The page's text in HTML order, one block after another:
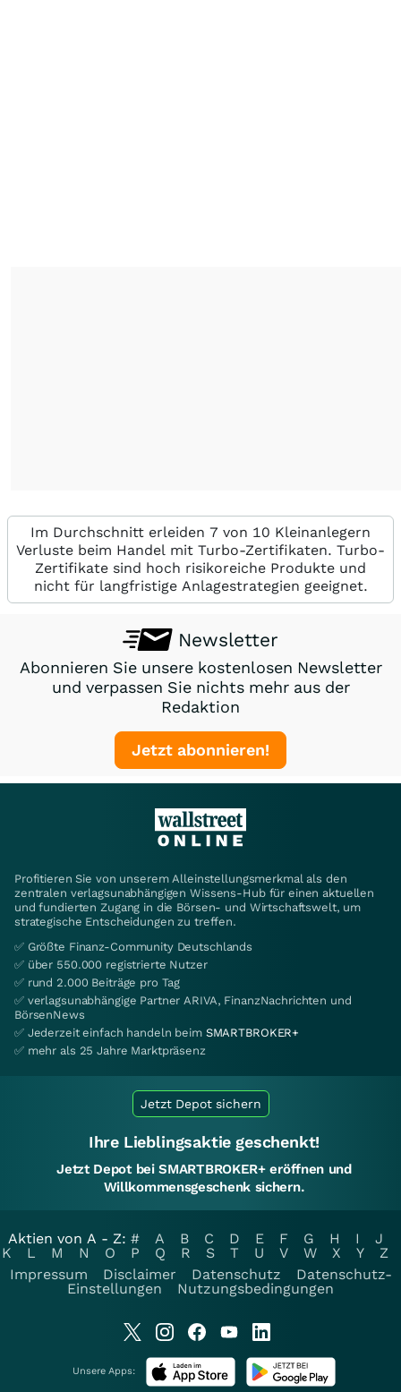
Im Durchschnitt erleiden 7 von 10 Kleinanlegern
Verluste beim Handel mit Turbo-Zertifikaten. Turbo-
Zertifikate sind hoch risikoreiche Produkte und
nicht für langfristige Anlagestrategien geeignet.
Newsletter
Abonnieren Sie unsere kostenlosen Newsletter
und verpassen Sie nichts mehr aus der
Redaktion
Jetzt abonnieren!
Profitieren Sie von unserem Alleinstellungsmerkmal als den
zentralen verlagsunabhängigen Wissens-Hub für einen aktuellen
und fundierten Zugang in die Börsen- und Wirtschaftswelt, um
strategische Entscheidungen zu treffen.
✅ Größte Finanz-Community Deutschlands
✅ über 550.000 registrierte Nutzer
✅ rund 2.000 Beiträge pro Tag
✅ verlagsunabhängige Partner ARIVA, FinanzNachrichten und
BörsenNews
✅ Jederzeit einfach handeln beim SMARTBROKER+
✅ mehr als 25 Jahre Marktpräsenz
Jetzt Depot sichern
Ihre Lieblingsaktie geschenkt!
Jetzt Depot bei SMARTBROKER+ eröffnen und
Willkommensgeschenk sichern.
Aktien von A - Z: # A B C D E F G H I
J
K
L M N O P Q R S T U V W X Y
Z
Impressum
Disclaimer Datenschutz
Datenschutz-
Einstellungen
Nutzungsbedingungen
Unsere Apps: